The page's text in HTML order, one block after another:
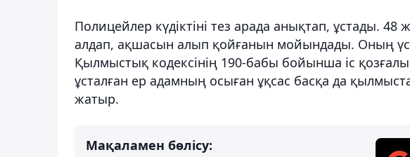
Полицейлер күдіктіні тез арада анықтап, ұстады.
алдап, ақшасын алып қойғанын мойындады. Оның
Қылмыстық кодексiнің 190-бабы бойынша іс
ұсталған ер адамның осыған ұқсас басқа да
жатыр.
Мақаламен бөлісу: